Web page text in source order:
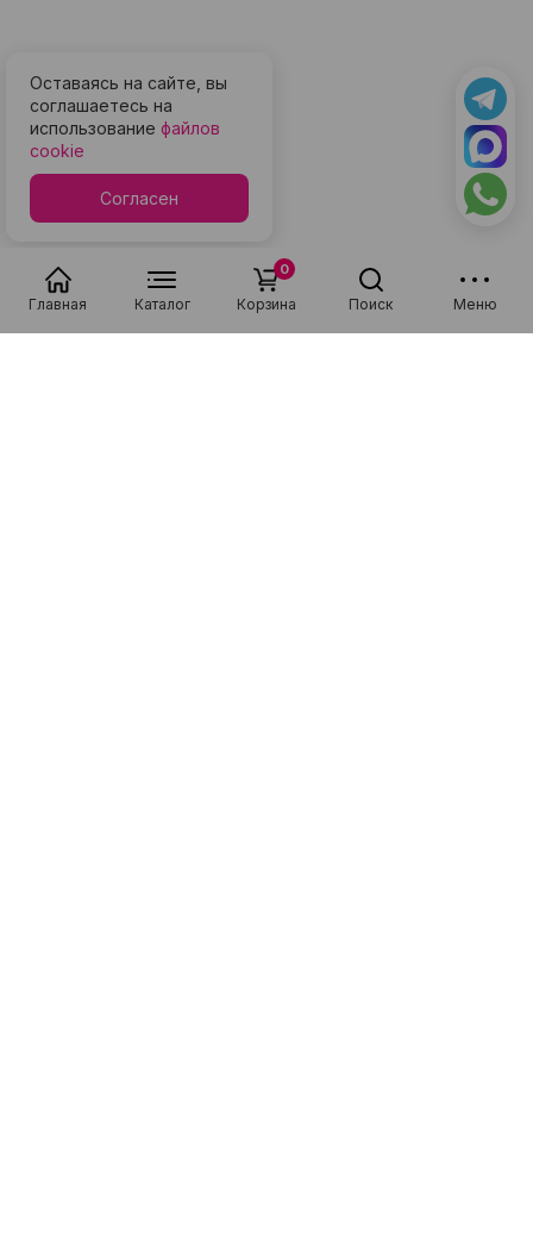
Главная Каталог Корзина
0
Поиск Меню
Оставаясь на сайте, вы
соглашаетесь на
использование файлов
cookie
Согласен